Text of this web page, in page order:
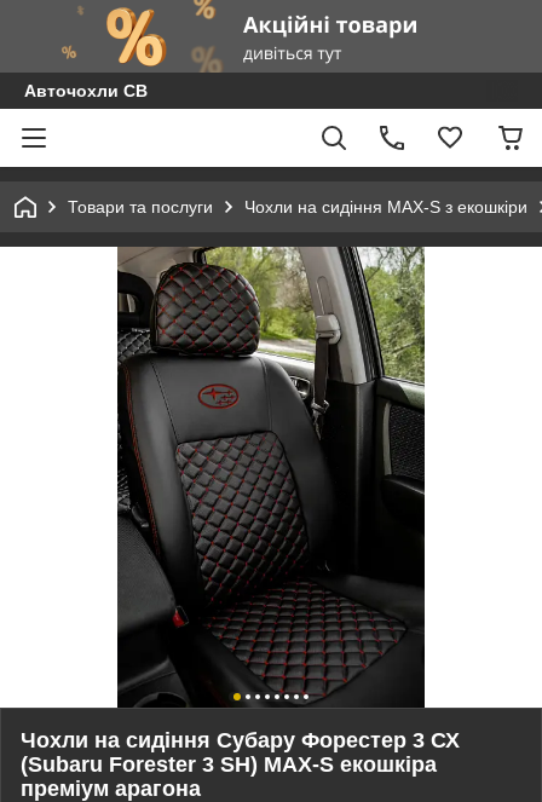
Авточохли СВ
Товари та послуги Чохли на сидіння MAX-S з екошкіри
Чохли на сидіння Субару Форестер 3 СХ
(Subaru Forester 3 SH) MAX-S екошкіра
преміум арагона